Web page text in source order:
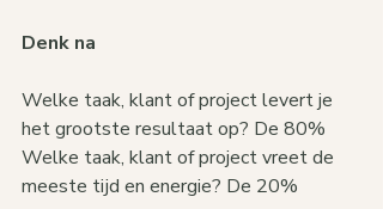
Denk na
Welke taak, klant of project levert je
het grootste resultaat op? De 80%
Welke taak, klant of project vreet de
meeste tijd en energie? De 20%